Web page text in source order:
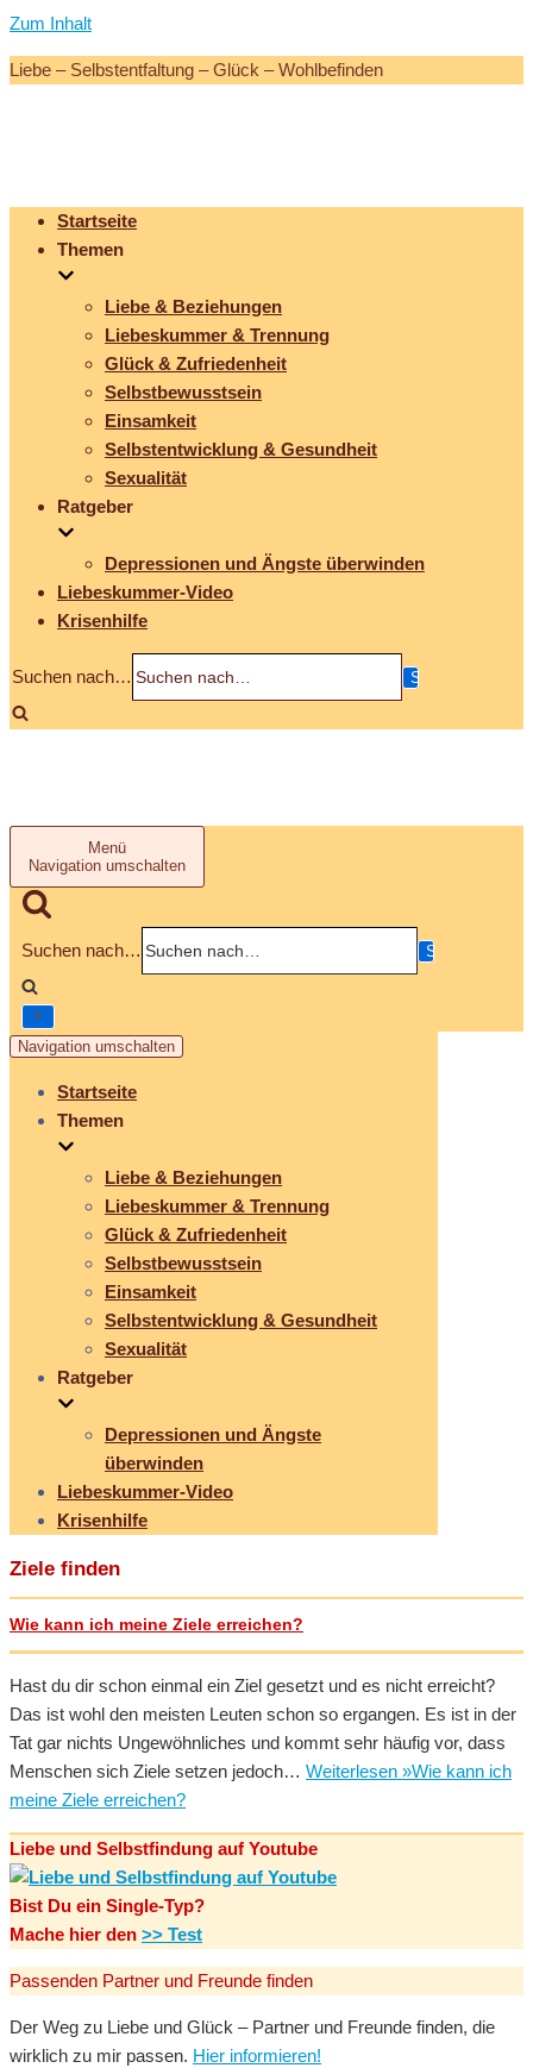
Zum Inhalt
Liebe – Selbstentfaltung – Glück – Wohlbefinden
Startseite
Themen
Liebe & Beziehungen
Liebeskummer & Trennung
Glück & Zufriedenheit
Selbstbewusstsein
Einsamkeit
Selbstentwicklung & Gesundheit
Sexualität
Ratgeber
Depressionen und Ängste überwinden
Liebeskummer-Video
Krisenhilfe
Suchen nach…
Menü
Navigation umschalten
Suchen nach…
Navigation umschalten
Startseite
Themen
Liebe & Beziehungen
Liebeskummer & Trennung
Glück & Zufriedenheit
Selbstbewusstsein
Einsamkeit
Selbstentwicklung & Gesundheit
Sexualität
Ratgeber
Depressionen und Ängste
überwinden
Liebeskummer-Video
Krisenhilfe
Ziele finden
Wie kann ich meine Ziele erreichen?
Hast du dir schon einmal ein Ziel gesetzt und es nicht erreicht?
Das ist wohl den meisten Leuten schon so ergangen. Es ist in der
Tat gar nichts Ungewöhnliches und kommt sehr häufig vor, dass
Menschen sich Ziele setzen jedoch… Weiterlesen »Wie kann ich
meine Ziele erreichen?
Liebe und Selbstfindung auf Youtube
Bist Du ein Single-Typ?
Mache hier den >> Test
Passenden Partner und Freunde finden
Der Weg zu Liebe und Glück – Partner und Freunde finden, die
wirklich zu mir passen. Hier informieren!